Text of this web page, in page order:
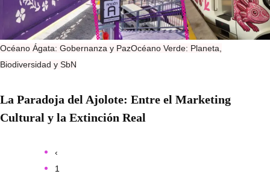
Océano Ágata: Gobernanza y PazOcéano Verde: Planeta,
Biodiversidad y SbN
La Paradoja del Ajolote: Entre el Marketing
Cultural y la Extinción Real
‹
1